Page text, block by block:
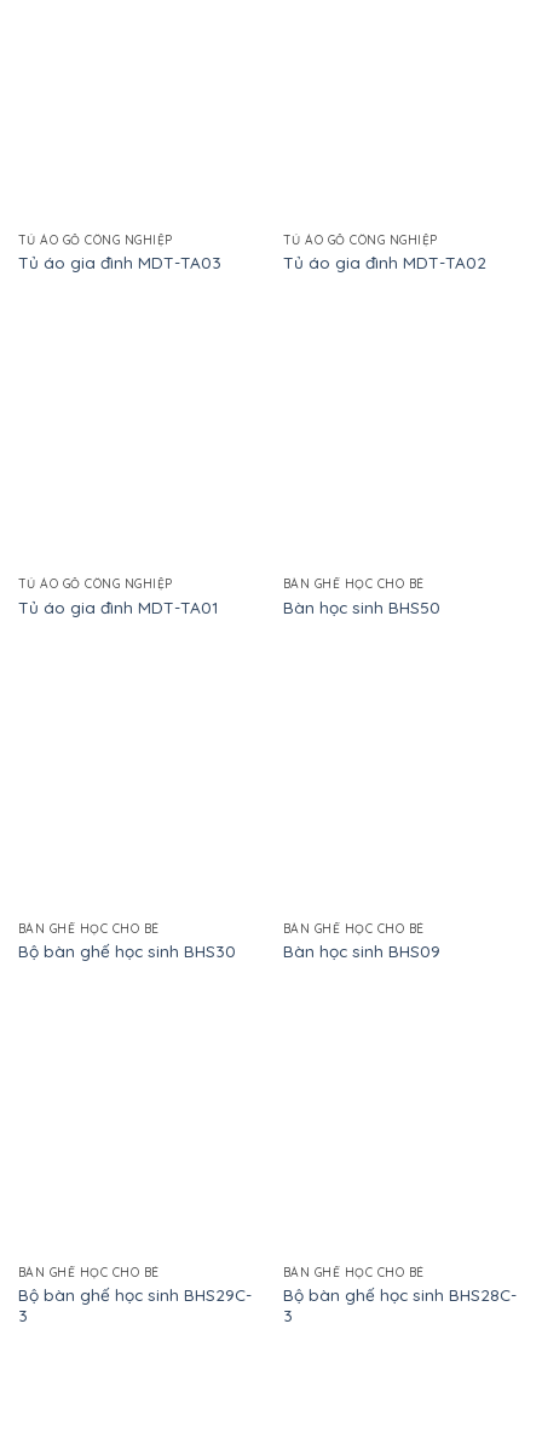
TỦ ÁO GỖ CÔNG NGHIỆP
Tủ áo gia đình MDT-TA03
TỦ ÁO GỖ CÔNG NGHIỆP
Tủ áo gia đình MDT-TA02
TỦ ÁO GỖ CÔNG NGHIỆP
Tủ áo gia đình MDT-TA01
BÀN GHẾ HỌC CHO BÉ
Bàn học sinh BHS50
BÀN GHẾ HỌC CHO BÉ
Bộ bàn ghế học sinh BHS30
BÀN GHẾ HỌC CHO BÉ
Bàn học sinh BHS09
BÀN GHẾ HỌC CHO BÉ
Bộ bàn ghế học sinh BHS29C-
3
BÀN GHẾ HỌC CHO BÉ
Bộ bàn ghế học sinh BHS28C-
3